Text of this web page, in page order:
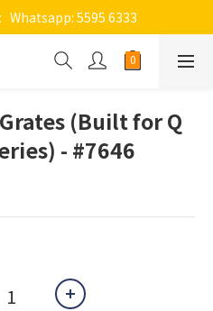
Whatsapp: 5595 6333
(Built for Q
- #7646